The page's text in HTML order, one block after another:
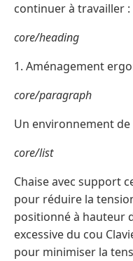
continuer à travailler :
core/heading
1. Aménagement
core/paragraph
Un environnement
core/list
Chaise avec support
pour réduire la
positionné à hauteur
excessive du cou
pour minimiser la